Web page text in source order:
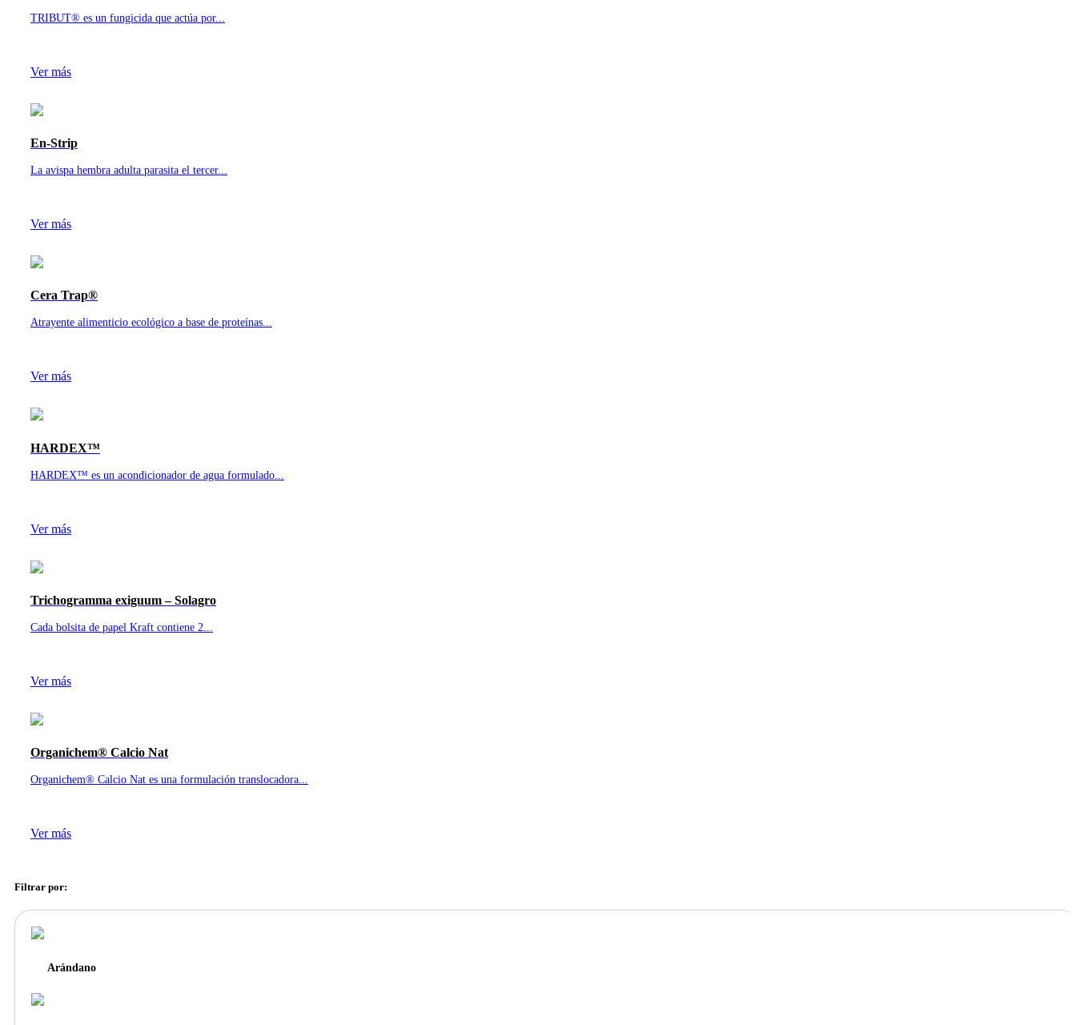
TRIBUT® es un fungicida que actúa por...
Ver más
En-Strip
La avispa hembra adulta parasita el tercer...
Ver más
Cera Trap®
Atrayente alimenticio ecológico a base de proteínas...
Ver más
HARDEX™
HARDEX™ es un acondicionador de agua formulado...
Ver más
Trichogramma exiguum – Solagro
Cada bolsita de papel Kraft contiene 2...
Ver más
Organichem® Calcio Nat
Organichem® Calcio Nat es una formulación translocadora...
Ver más
Filtrar por:
Arándano